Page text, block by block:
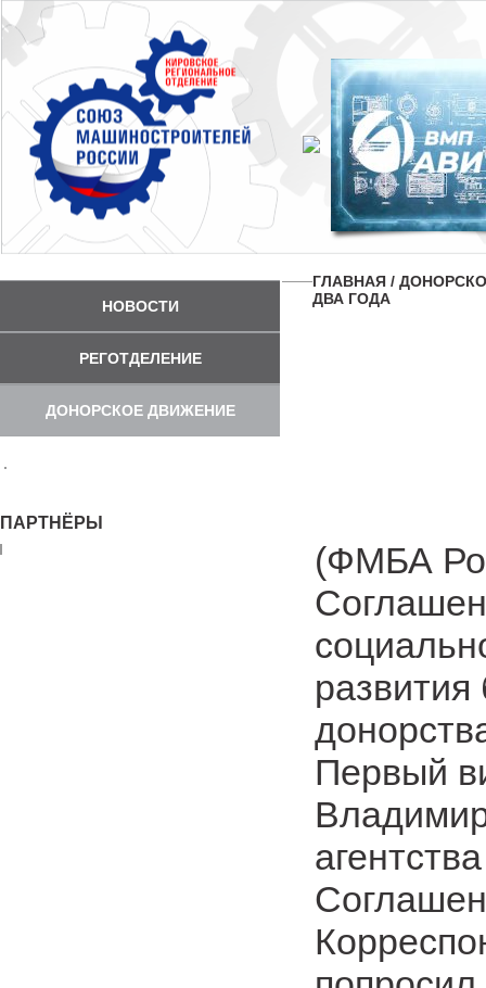
НОВОСТИ
РЕГОТДЕЛЕНИЕ
ДОНОРСКОЕ ДВИЖЕНИЕ
ПАРТНЁРЫ
ГЛАВНАЯ /
ДВА ГОДА
(ФМБА
развития
Первый